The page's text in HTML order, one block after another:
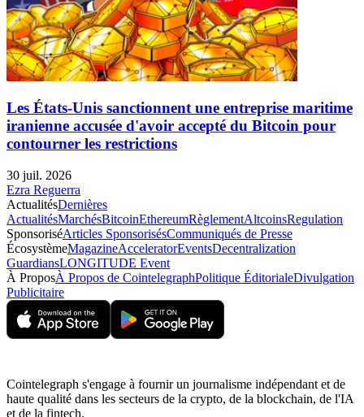
Les États-Unis sanctionnent une entreprise maritime
iranienne accusée d'avoir accepté du Bitcoin pour
contourner les restrictions
30 juil. 2026
Ezra Reguerra
ActualitésDernières
ActualitésMarchésBitcoinEthereumRèglementAltcoinsRegulation
SponsoriséArticles SponsorisésCommuniqués de Presse
ÉcosystèmeMagazineAcceleratorEventsDecentralization
GuardiansLONGITUDE Event
À ProposÀ Propos de CointelegraphPolitique ÉditorialeDivulgation
Publicitaire
Cointelegraph s'engage à fournir un journalisme indépendant et de
haute qualité dans les secteurs de la crypto, de la blockchain, de l'IA
et de la fintech.